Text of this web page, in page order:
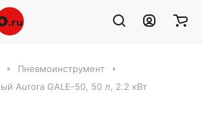
Пневмоинструмент
Aurora GALE-50, 50 л, 2.2 кВт